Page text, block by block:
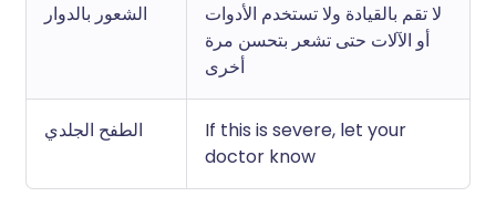
الشعور بالدوار
لا تقم بالقيادة ولا تستخدم الأدوات
أو الآلات حتى تشعر بتحسن مرة
أخرى
الطفح الجلدي
If this is severe, let your
doctor know